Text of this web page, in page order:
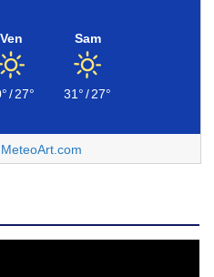
Ven
/27°
Sam
31°/27°
MeteoArt.com